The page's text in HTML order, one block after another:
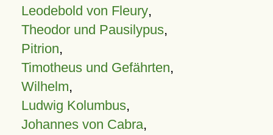
Leodebold von Fleury,
Theodor und Pausilypus,
Pitrion,
Timotheus und Gefährten,
Wilhelm,
Ludwig Kolumbus,
Johannes von Cabra,